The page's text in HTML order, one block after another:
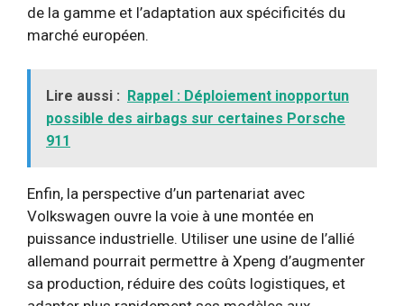
de la gamme et l’adaptation aux spécificités du
marché européen.
Lire aussi : Rappel : Déploiement inopportun
possible des airbags sur certaines Porsche
911
Enfin, la perspective d’un partenariat avec
Volkswagen ouvre la voie à une montée en
puissance industrielle. Utiliser une usine de l’allié
allemand pourrait permettre à Xpeng d’augmenter
sa production, réduire des coûts logistiques, et